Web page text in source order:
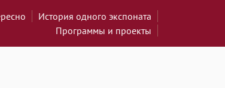
История одного экспоната
Программы и проекты